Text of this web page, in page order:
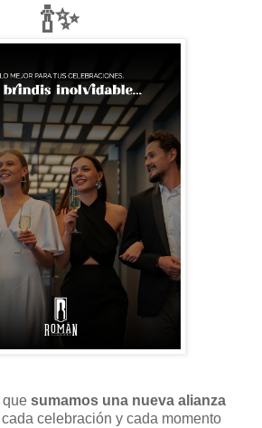
🍾✨
que sumamos una nueva alianza
celebración y cada momento